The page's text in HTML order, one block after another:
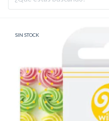
SIN STOCK